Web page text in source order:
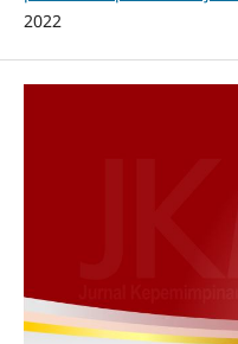
2022